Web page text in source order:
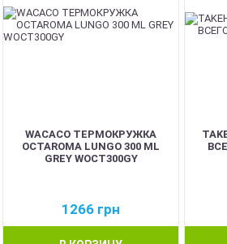
WACACO ТЕРМОКРУЖКА
OCTAROMA LUNGO 300 ML
GREY WOCT300GY
1266 грн